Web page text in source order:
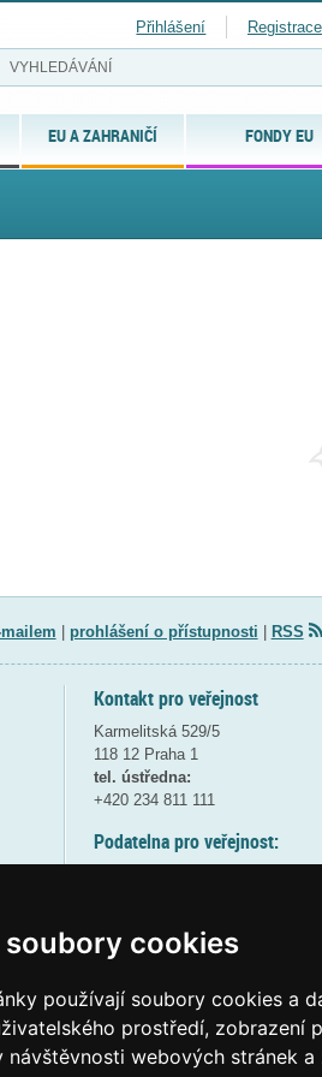
soubory cookies
používají soubory cookies a
prostředí, zobrazení
návštěvnosti webových stránek
EU A ZAHRANIČÍ FONDY EU
Přihlášení Registrace
prohlášení o přístupnosti RSS
Kontakt pro veřejnost
Karmelitská 529/5
118 12 Praha 1
tel. ústředna:
+420 234 811 111
Podatelna pro veřejnost:
(více informací
Elektronická podatelna:
posta@msmtgov cz